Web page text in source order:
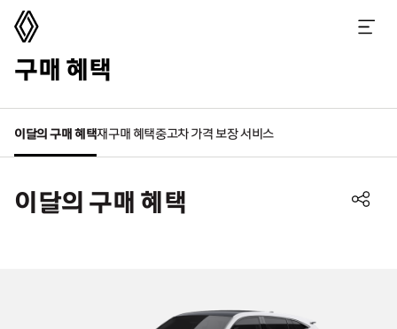
르노코리아 메뉴 열기
구매 혜택
이달의 구매 혜택재구매 혜택중고차 가격 보장 서비스
이달의 구매 혜택
공